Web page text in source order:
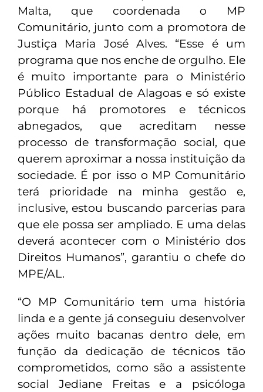
Malta, que coordenada o MP
Comunitário, junto com a promotora de
Justiça Maria José Alves. “Esse é um
programa que nos enche de orgulho. Ele
é muito importante para o Ministério
Público Estadual de Alagoas e só existe
porque há promotores e técnicos
abnegados, que acreditam nesse
processo de transformação social, que
querem aproximar a nossa instituição da
sociedade. É por isso o MP Comunitário
terá prioridade na minha gestão e,
inclusive, estou buscando parcerias para
que ele possa ser ampliado. E uma delas
deverá acontecer com o Ministério dos
Direitos Humanos”, garantiu o chefe do
MPE/AL.
“O MP Comunitário tem uma história
linda e a gente já conseguiu desenvolver
ações muito bacanas dentro dele, em
função da dedicação de técnicos tão
comprometidos, como são a assistente
social Jediane Freitas e a psicóloga